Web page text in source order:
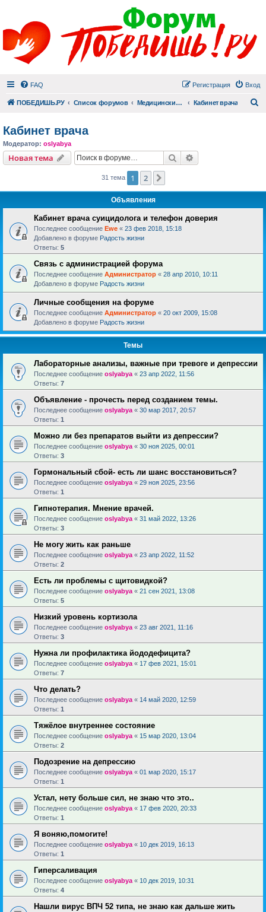
FAQ Вход
Регистрация
ПОБЕДИШЬ.РУ Список форумов Медицинский раздел Кабинет врача
Кабинет врача
Модератор: oslyabya
Новая тема Поиск
31 тема 1 2
Объявления
Кабинет врача суицидолога и телефон доверия
Последнее сообщение Ewe « 23 фев 2018, 15:18
Добавлено в форуме Радость жизни
Ответы: 5
Связь с администрацией форума
Последнее сообщение Администратор « 28 апр 2010, 10:11
Добавлено в форуме Радость жизни
Личные сообщения на форуме
Последнее сообщение Администратор « 20 окт 2009, 15:08
Добавлено в форуме Радость жизни
Темы
Лабораторные анализы, важные при тревоге и депрессии
Последнее сообщение oslyabya « 23 апр 2022, 11:56
Ответы: 7
Объявление - прочесть перед созданием темы.
Последнее сообщение oslyabya « 30 мар 2017, 20:57
Ответы: 1
Можно ли без препаратов выйти из депрессии?
Последнее сообщение oslyabya « 30 ноя 2025, 00:01
Ответы: 3
Гормональный сбой- есть ли шанс восстановиться?
Последнее сообщение oslyabya « 29 ноя 2025, 23:56
Ответы: 1
Гипнотерапия. Мнение врачей.
Последнее сообщение oslyabya « 31 май 2022, 13:26
Ответы: 3
Не могу жить как раньше
Последнее сообщение oslyabya « 23 апр 2022, 11:52
Ответы: 2
Есть ли проблемы с щитовидкой?
Последнее сообщение oslyabya « 21 сен 2021, 13:08
Ответы: 5
Низкий уровень кортизола
Последнее сообщение oslyabya « 23 авг 2021, 11:16
Ответы: 3
Нужна ли профилактика йододефицита?
Последнее сообщение oslyabya « 17 фев 2021, 15:01
Ответы: 7
Что делать?
Последнее сообщение oslyabya « 14 май 2020, 12:59
Ответы: 1
Тяжёлое внутреннее состояние
Последнее сообщение oslyabya « 15 мар 2020, 13:04
Ответы: 2
Подозрение на депрессию
Последнее сообщение oslyabya « 01 мар 2020, 15:17
Ответы: 1
Устал, нету больше сил, не знаю что это..
Последнее сообщение oslyabya « 17 фев 2020, 20:33
Ответы: 1
Я воняю,помогите!
Последнее сообщение oslyabya « 10 дек 2019, 16:13
Ответы: 1
Гиперсаливация
Последнее сообщение oslyabya « 10 дек 2019, 10:31
Ответы: 4
Нашли вирус ВПЧ 52 типа, не знаю как дальше жить